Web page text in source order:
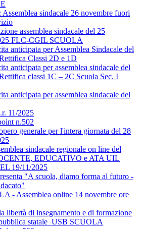
sindacale 26 novembre fuori
assemblea sindacale del 25
FLC-CGIL SCUOLA
anticipata per Assemblea Sindacale del
Classi 2D e 1D
anticipata per assemblea sindacale del
classi 1C – 2C Scuola Sec. I
anticipata per assemblea sindacale del
11/2025
n.502
generale per l'intera giornata del 28
sindacale regionale on line del
EDUCATIVO e ATA UIL
19/11/2025
"A scuola, diamo forma al futuro -
- Assemblea online 14 novembre ore
libertà di insegnamento e di formazione
statale_USB SCUOLA